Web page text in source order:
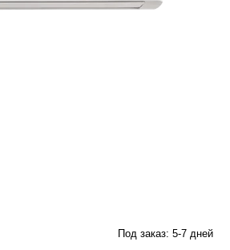
Под заказ: 5-7 дней